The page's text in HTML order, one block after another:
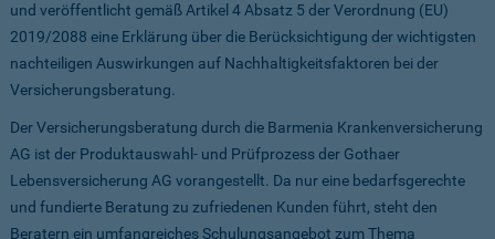
und veröffentlicht gemäß Artikel 4 Absatz 5 der Verordnung (EU)
2019/2088 eine Erklärung über die Berücksichtigung der wichtigsten
nachteiligen Auswirkungen auf Nachhaltigkeitsfaktoren bei der
Versicherungsberatung.
Der Versicherungsberatung durch die Barmenia Krankenversicherung
AG ist der Produktauswahl- und Prüfprozess der Gothaer
Lebensversicherung AG vorangestellt. Da nur eine bedarfsgerechte
und fundierte Beratung zu zufriedenen Kunden führt, steht den
Beratern ein umfangreiches Schulungsangebot zum Thema